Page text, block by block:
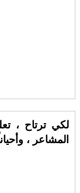
لكي ترتاح ،
المشاعر ،